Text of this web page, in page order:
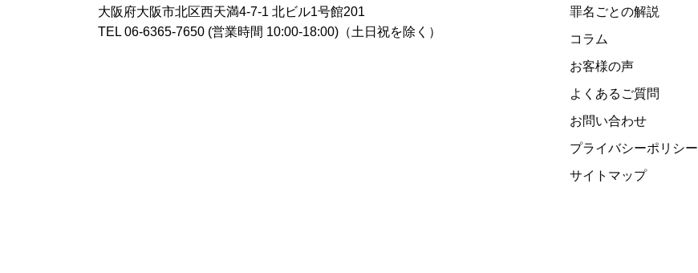
大阪府大阪市北区西天満4-7-1 北ビル1号館201
TEL 06-6365-7650 (営業時間 10:00-18:00)（土日祝を除く）
罪名ごとの解説
コラム
お客様の声
よくあるご質問
お問い合わせ
プライバシーポリシー
サイトマップ